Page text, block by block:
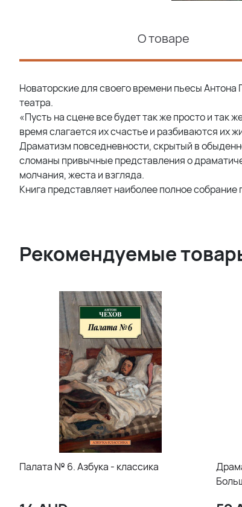
О товаре
Новаторские для своего времени пьесы
театра.
«Пусть на сцене все будет так же просто и так
время слагается их счастье и разбиваются их
Драматизм повседневности, скрытый в
сломаны привычные представления о
молчания, жеста и взгляда.
Книга представляет наиболее полное собрание
Рекомендуемые
Палата № 6. Азбука - классика